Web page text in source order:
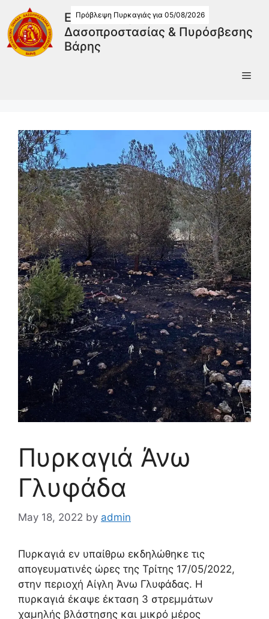
Εθελοντική Ομάδα
Δασοπροστασίας & Πυρόσβεσης
Βάρης
Πρόβλεψη Πυρκαγιάς για 05/08/2026
Πυρκαγιά Άνω
Γλυφάδα
May 18, 2022 by admin
Πυρκαγιά εν υπαίθρω εκδηλώθηκε τις
απογευματινές ώρες της Τρίτης 17/05/2022,
στην περιοχή Αίγλη Άνω Γλυφάδας. Η
πυρκαγιά έκαψε έκταση 3 στρεμμάτων
χαμηλής βλάστησης και μικρό μέρος